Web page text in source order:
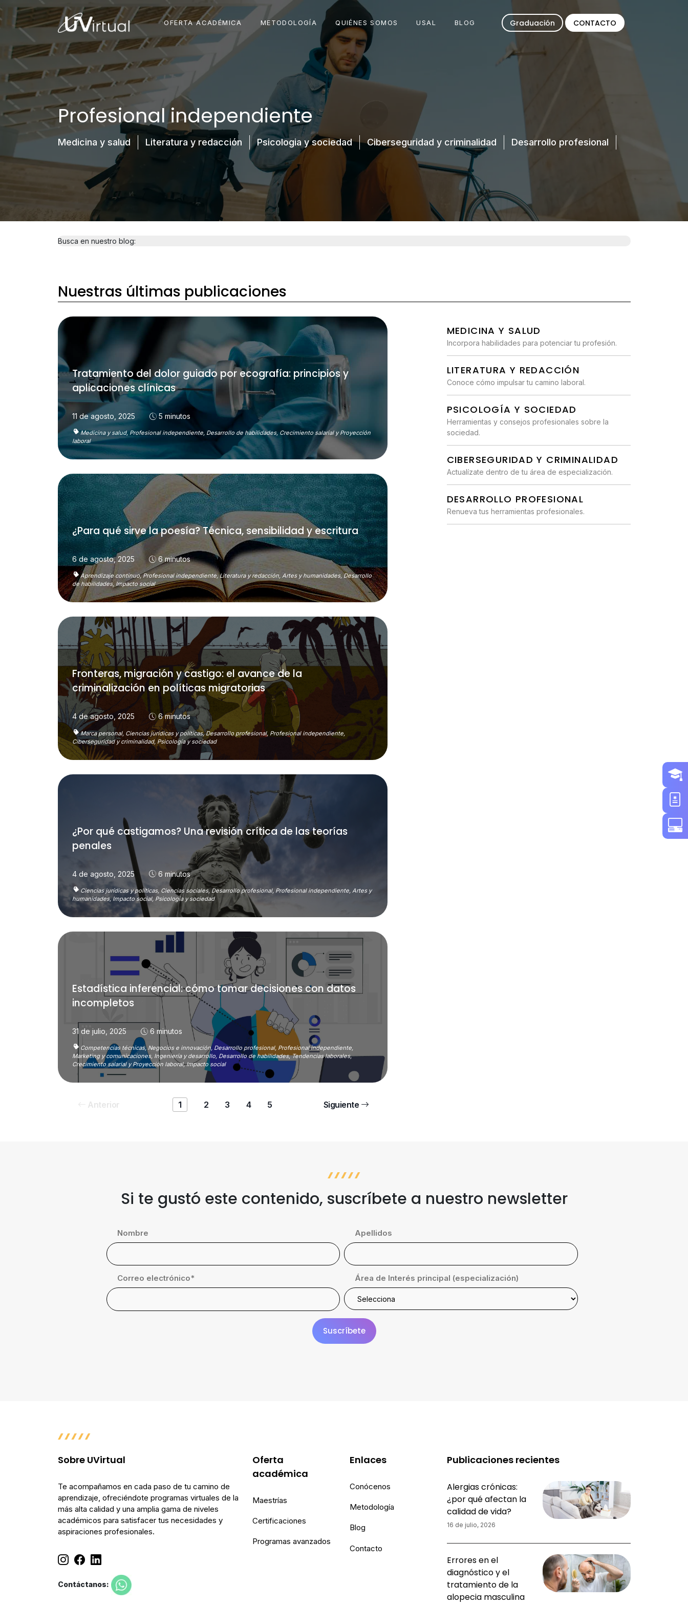
OFERTA ACADÉMICA METODOLOGÍA QUIÉNES SOMOS USAL BLOG Graduación CONTACTO
Profesional independiente
Medicina y salud Literatura y redacción Psicologia y sociedad Ciberseguridad y criminalidad Desarrollo profesional
Busca en nuestro blog:
Nuestras últimas publicaciones
Tratamiento del dolor guiado por ecografía: principios y
aplicaciones clínicas
11 de agosto, 2025 5 minutos
Medicina y salud, Profesional independiente, Desarrollo de habilidades,Crecimiento salarial y Proyección
laboral
¿Para qué sirve la poesía? Técnica, sensibilidad y escritura
6 de agosto, 2025 6 minutos
Aprendizaje continuo,Profesional independiente,Literatura y redacción, Artes y humanidades, Desarrollo
de habilidades,Impacto social
Fronteras, migración y castigo: el avance de la
criminalización en políticas migratorias
4 de agosto, 2025 6 minutos
Marca personal, Ciencias jurídicas y políticas,Desarrollo profesional, Profesional independiente,
Ciberseguridad y criminalidad,Psicología y sociedad
¿Por qué castigamos? Una revisión crítica de las teorías
penales
4 de agosto, 2025 6 minutos
Ciencias jurídicas y políticas, Ciencias sociales, Desarrollo profesional, Profesional independiente, Artes y
humanidades,Impacto social, Psicología y sociedad
Estadística inferencial: cómo tomar decisiones con datos
incompletos
31 de julio, 2025 6 minutos
Competencias técnicas, Negocios e innovación, Desarrollo profesional, Profesional independiente,
Marketing y comunicaciones, Ingeniería y desarrollo, Desarrollo de habilidades,Tendencias laborales,
Crecimiento salarial y Proyección laboral,Impacto social
Anterior 1 2 3 4 5 Siguiente
MEDICINA Y SALUD
Incorpora habilidades para potenciar tu profesión.
LITERATURA Y REDACCIÓN
Conoce cómo impulsar tu camino laboral.
PSICOLOGÍA Y SOCIEDAD
Herramientas y consejos profesionales sobre la
sociedad.
CIBERSEGURIDAD Y CRIMINALIDAD
Actualízate dentro de tu área de especialización.
DESARROLLO PROFESIONAL
Renueva tus herramientas profesionales.
Si te gustó este contenido, suscríbete a nuestro newsletter
Nombre Apellidos
Correo electrónico* Área de Interés principal (especialización)
Sobre UVirtual
Te acompañamos en cada paso de tu camino de
aprendizaje, ofreciéndote programas virtuales de la
más alta calidad y una amplia gama de niveles
académicos para satisfacer tus necesidades y
aspiraciones profesionales.
Contáctanos:
Oferta
académica
Maestrías
Certificaciones
Programas avanzados
Enlaces
Conócenos
Metodología
Blog
Contacto
Publicaciones recientes
Alergias crónicas:
¿por qué afectan la
calidad de vida?
16 de julio, 2026
Errores en el
diagnóstico y el
tratamiento de la
alopecia masculina